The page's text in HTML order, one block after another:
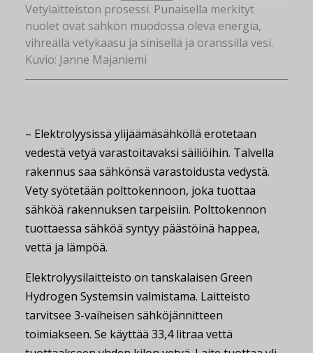
Vetylaitteiston prosessi. Punaisella merkityt
nuolet ovat sähkön muodossa oleva energia,
vihreällä vetykaasu ja sinisellä ja oranssilla vesi.
Kuvio: Janne Majaniemi
– Elektrolyysissä ylijäämäsähköllä erotetaan
vedestä vetyä varastoitavaksi säiliöihin. Talvella
rakennus saa sähkönsä varastoidusta vedystä.
Vety syötetään polttokennoon, joka tuottaa
sähköä rakennuksen tarpeisiin. Polttokennon
tuottaessa sähköä syntyy päästöinä happea,
vettä ja lämpöä.
Elektrolyysilaitteisto on tanskalaisen Green
Hydrogen Systemsin valmistama. Laitteisto
tarvitsee 3-vaiheisen sähköjännitteen
toimiakseen. Se käyttää 33,4 litraa vettä